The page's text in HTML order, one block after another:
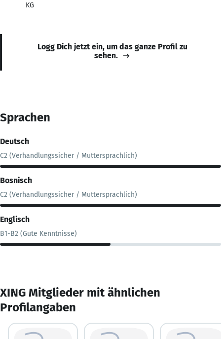
KG
Logg Dich jetzt ein, um das ganze Profil zu
sehen.
Sprachen
Deutsch
C2 (Verhandlungssicher / Muttersprachlich)
Bosnisch
C2 (Verhandlungssicher / Muttersprachlich)
Englisch
B1-B2 (Gute Kenntnisse)
XING Mitglieder mit ähnlichen
Profilangaben